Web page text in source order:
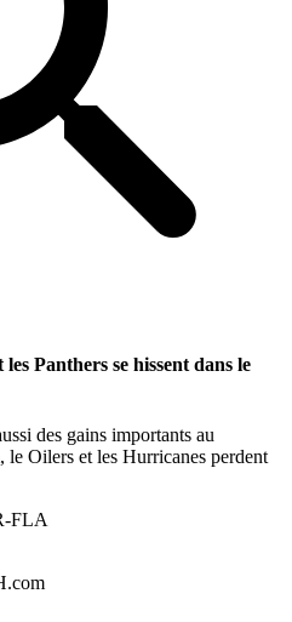
Panthers se hissent dans le
des gains importants au
Oilers et les Hurricanes perdent